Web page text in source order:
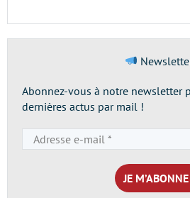
Abonnez-vous à notre newsletter
dernières actus par mail !
e-
mail
*